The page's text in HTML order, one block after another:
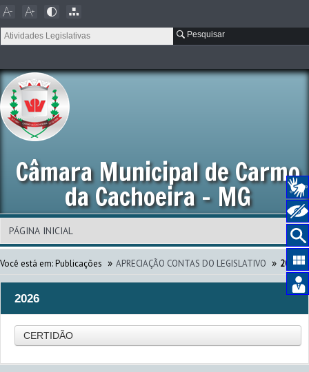
Pesquisar
Câmara Municipal de Carmo
da Cachoeira - MG
Você está em:Publicações » APRECIAÇÃO CONTAS DO LEGISLATIVO » 2026
2026
CERTIDÃO